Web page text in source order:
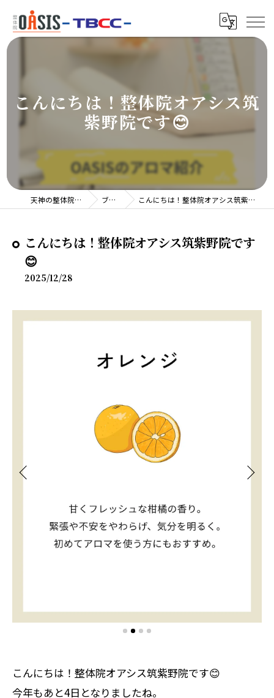
こんにちは！整体院オアシス筑
紫野院です😊
天神の整体院TBCC ブログ こんにちは！整体院オアシス筑紫野院です😊
こんにちは！整体院オアシス筑紫野院です
😊
2025/12/28
こんにちは！整体院オアシス筑紫野院です😊
今年もあと4日となりましたね。